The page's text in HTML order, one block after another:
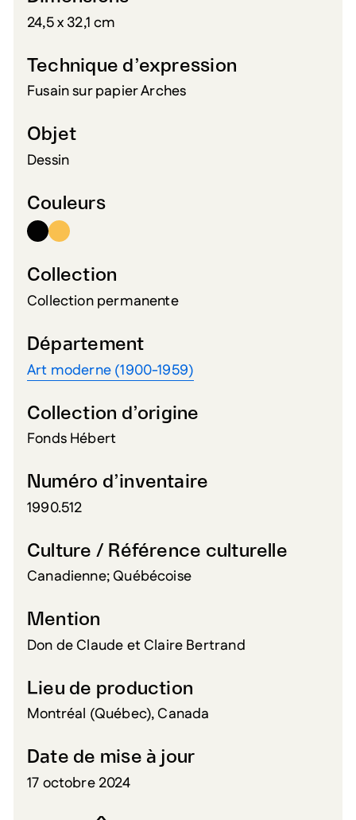
24,5 x 32,1 cm
Technique d’expression
Fusain sur papier Arches
Objet
Dessin
Couleurs
Collection
Collection permanente
Département
Art moderne (1900-1959)
Collection d’origine
Fonds Hébert
Numéro d’inventaire
1990.512
Culture / Référence culturelle
Canadienne; Québécoise
Mention
Don de Claude et Claire Bertrand
Lieu de production
Montréal (Québec), Canada
Date de mise à jour
17 octobre 2024